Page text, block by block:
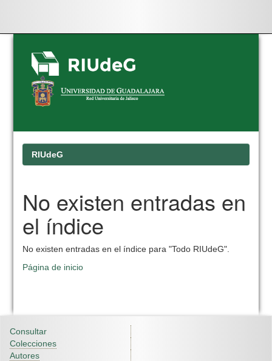
Skip
navigation
RIUdeG
No existen entradas en
el índice
No existen entradas en el índice para "Todo RIUdeG".
Página de inicio
Consultar
Colecciones
Autores